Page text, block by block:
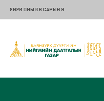
2026 ОНЫ 08 САРЫН 8